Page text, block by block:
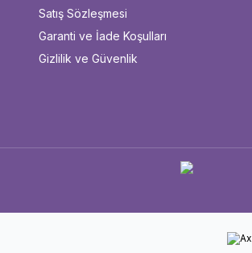
Satış Sözleşmesi
Garanti ve İade Koşulları
Gizlilik ve Güvenlik